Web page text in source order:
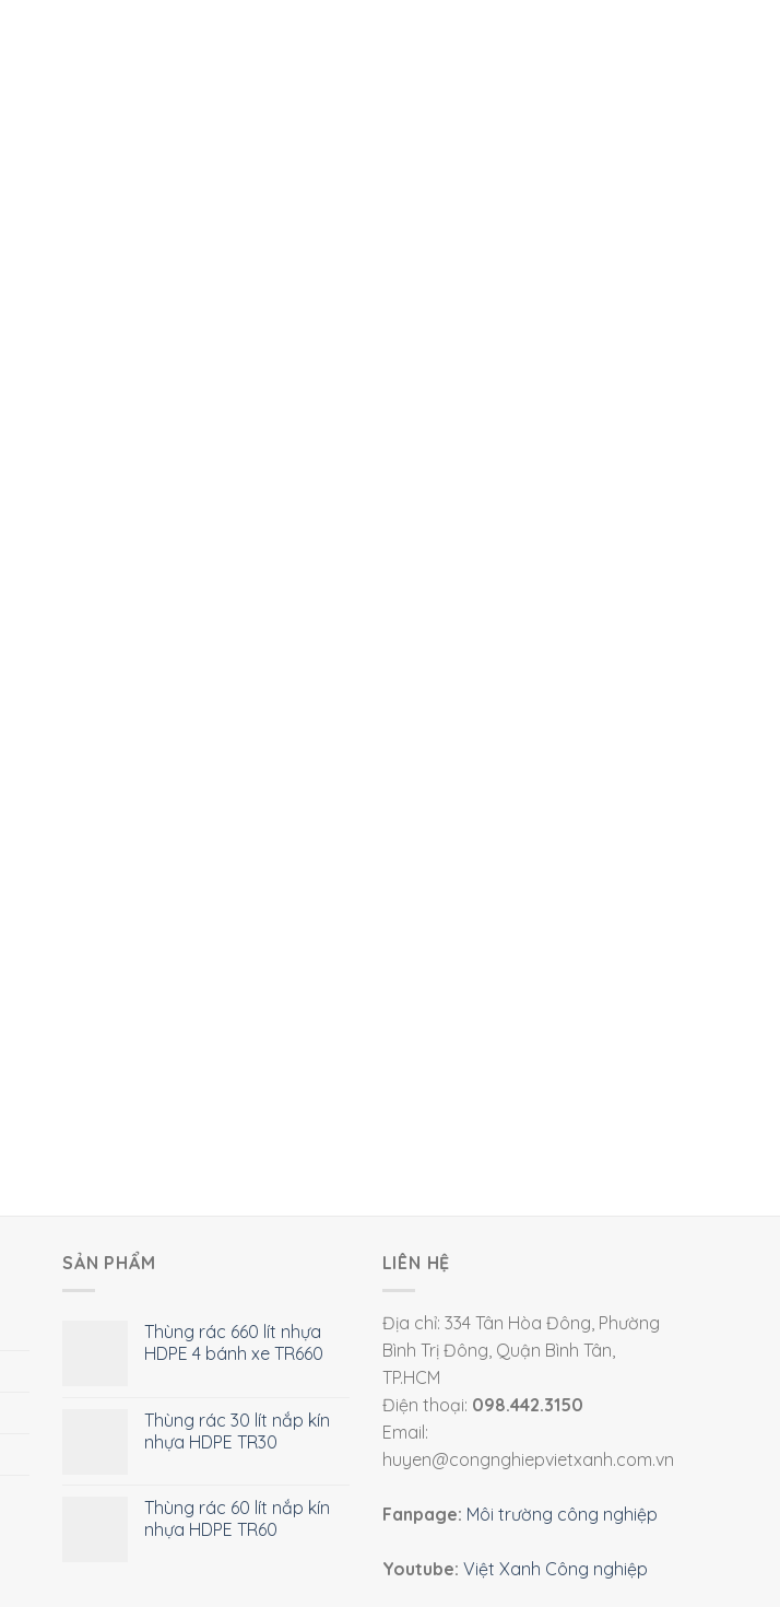
SẢN PHẨM
Thùng rác 660 lít nhựa
HDPE 4 bánh xe TR660
Thùng rác 30 lít nắp kín
nhựa HDPE TR30
Thùng rác 60 lít nắp kín
nhựa HDPE TR60
LIÊN HỆ
Địa chỉ: 334 Tân Hòa Đông, Phường
Bình Trị Đông, Quận Bình Tân,
TP.HCM
Điện thoại: 098.442.3150
Email:
huyen@congnghiepvietxanh.com.vn
Fanpage: Môi trường công nghiệp
Youtube: Việt Xanh Công nghiệp